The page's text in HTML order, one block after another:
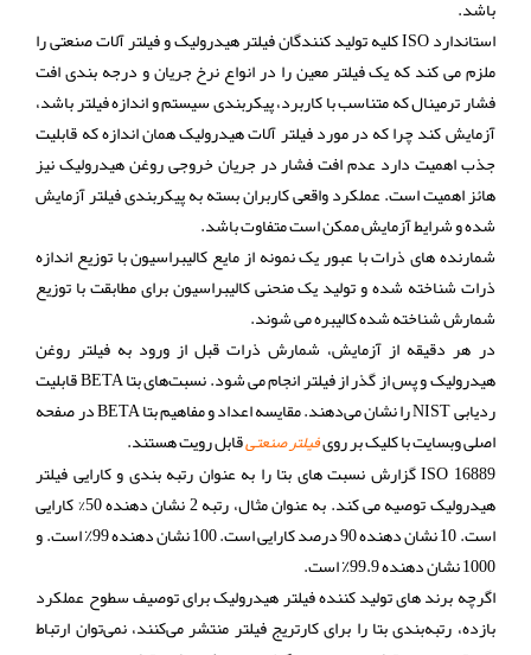
باشد.
استاندارد ISO کلیه تولید کنندگان فیلتر هیدرولیک و فیلتر آلات صنعتی را
ملزم می کند که یک فیلتر معین را در انواع نرخ جریان و درجه بندی افت
فشار ترمینال که متناسب با کاربرد، پیکربندی سیستم و اندازه فیلتر باشد،
آزمایش کند چرا که در مورد فیلتر آلات هیدرولیک همان اندازه که قابلیت
جذب اهمیت دارد عدم افت فشار در جریان خروجی روغن هیدرولیک نیز
هائز اهمیت است. عملکرد واقعی کاربران بسته به پیکربندی فیلتر آزمایش
شده و شرایط آزمایش ممکن است متفاوت باشد.
شمارنده های ذرات با عبور یک نمونه از مایع کالیبراسیون با توزیع اندازه
ذرات شناخته شده و تولید یک منحنی کالیبراسیون برای مطابقت با توزیع
شمارش شناخته شده کالیبره می شوند.
در هر دقیقه از آزمایش، شمارش ذرات قبل از ورود به فیلتر روغن
هیدرولیک و پس از گذر از فیلتر انجام می شود. نسبت‌های بتا BETA قابلیت
ردیابی NIST را نشان می‌دهند. مقایسه اعداد و مفاهیم بتا BETA در صفحه
اصلی وبسایت با کلیک بر رویفیلتر صنعتیقابل رویت هستند.
ISO 16889 گزارش نسبت های بتا را به عنوان رتبه بندی و کارایی فیلتر
هیدرولیک توصیه می کند. به عنوان مثال، رتبه 2 نشان دهنده 50% کارایی
است. 10 نشان دهنده 90 درصد کارایی است. 100 نشان دهنده 99٪ است. و
1000 نشان دهنده 99.9٪ است.
اگرچه برند های تولید کننده فیلتر هیدرولیک برای توصیف سطوح عملکرد
بازده، رتبه‌بندی بتا را برای کارتریج فیلتر منتشر می‌کنند، نمی‌توان ارتباط